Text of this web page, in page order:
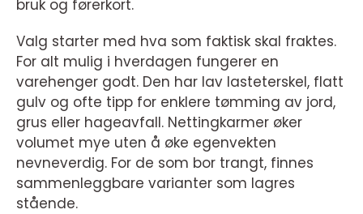
bruk og førerkort.
Valg starter med hva som faktisk skal fraktes.
For alt mulig i hverdagen fungerer en
varehenger godt. Den har lav lasteterskel, flatt
gulv og ofte tipp for enklere tømming av jord,
grus eller hageavfall. Nettingkarmer øker
volumet mye uten å øke egenvekten
nevneverdig. For de som bor trangt, finnes
sammenleggbare varianter som lagres
stående.